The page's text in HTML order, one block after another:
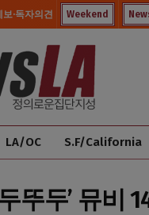
보·독자의견 Weekend
LA/OC S.F/California
뚜두’ 뮤비